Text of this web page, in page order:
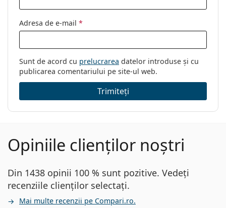
Adresa de e-mail *
Sunt de acord cu prelucrarea datelor introduse și cu
publicarea comentariului pe site-ul web.
Trimiteți
Opiniile clienților noștri
Din 1438 opinii 100 % sunt pozitive. Vedeți
recenziile clienților selectați.
Mai multe recenzii pe Compari.ro.